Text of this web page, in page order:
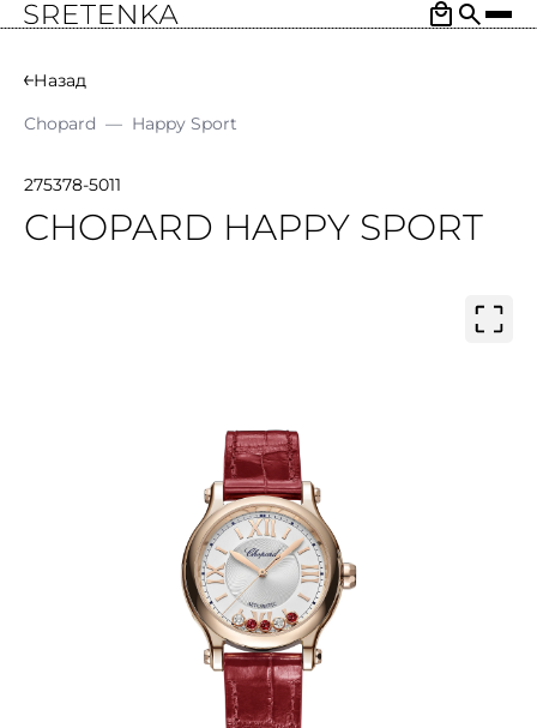
Назад
Chopard — Happy Sport
275378-5011
CHOPARD HAPPY SPORT